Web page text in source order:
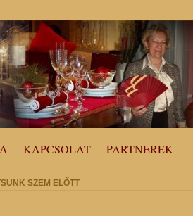
KAPCSOLAT PARTNEREK
SZEM ELŐTT